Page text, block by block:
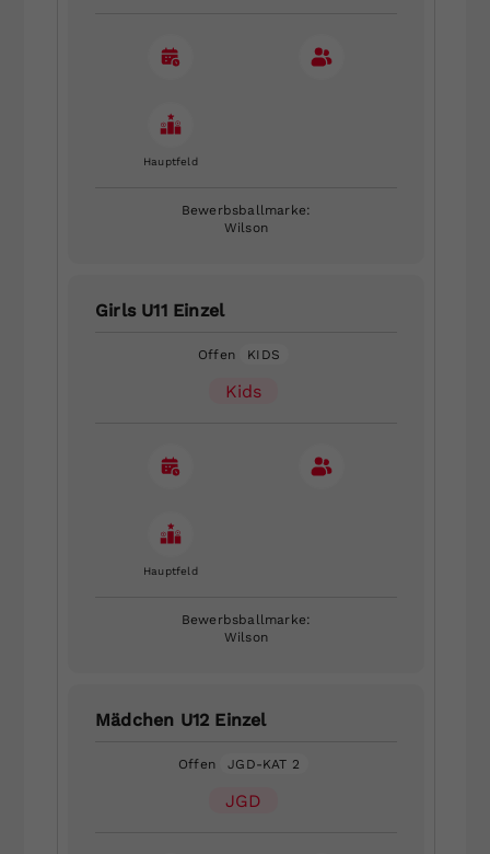
Hauptfeld
Bewerbsballmarke:
Wilson
Girls U11 Einzel
Offen KIDS
Kids
Hauptfeld
Bewerbsballmarke:
Wilson
Mädchen U12 Einzel
Offen JGD-KAT 2
JGD